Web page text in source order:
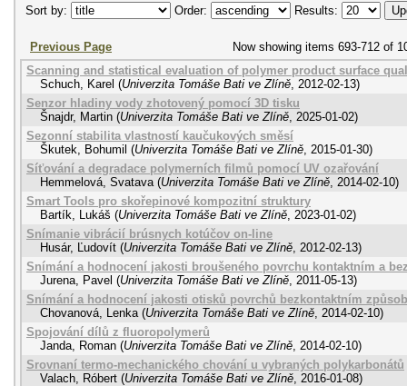
Sort by:
Order: Results:
Previous Page
Now showing items 693-712 of
Scanning and statistical evaluation of polymer product surface
Schuch, Karel (Univerzita Tomáše Bati ve Zlíně, 2012-02-13)
Senzor hladiny vody zhotovený pomocí 3D tisku
Šnajdr, Martin (Univerzita Tomáše Bati ve Zlíně, 2025-01-02)
Sezonní stabilita vlastností kaučukových směsí
Škutek, Bohumil (Univerzita Tomáše Bati ve Zlíně, 2015-01-30)
Síťování a degradace polymerních filmů pomocí UV ozařování
Hemmelová, Svatava (Univerzita Tomáše Bati ve Zlíně, 2014-02-10)
Smart Tools pro skořepinové kompozitní struktury
Bartík, Lukáš (Univerzita Tomáše Bati ve Zlíně, 2023-01-02)
Snímanie vibrácií brúsnych kotúčov on-line
Husár, Ľudovít (Univerzita Tomáše Bati ve Zlíně, 2012-02-13)
Snímání a hodnocení jakosti broušeného povrchu kontaktním a
Jurena, Pavel (Univerzita Tomáše Bati ve Zlíně, 2011-05-13)
Snímání a hodnocení jakosti otisků povrchů bezkontaktním
Chovanová, Lenka (Univerzita Tomáše Bati ve Zlíně, 2014-02-10)
Spojování dílů z fluoropolymerů
Janda, Roman (Univerzita Tomáše Bati ve Zlíně, 2014-02-10)
Srovnaní termo-mechanického chování u vybraných polykarbonátů
Valach, Róbert (Univerzita Tomáše Bati ve Zlíně, 2016-01-08)